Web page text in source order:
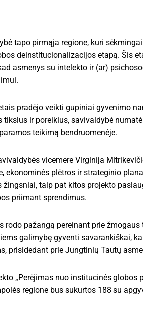
tapo pirmąja regione, kuri
deinstitucionalizacijos etapą. Šis
asmenys su intelekto ir (ar)
pradėjo veikti gupiniai gyvenimo
tikslus ir poreikius, savivaldybė
teikimą bendruomenėje.
vicemere Virginija
ekonominės plėtros ir strateginio
žingsniai, taip pat kitos projekto
priimant sprendimus.
rodo pažangą pereinant prie
galimybę gyventi savarankiškai,
prisidedant prie Jungtinių Tautų
„Perėjimas nuo institucinės
regione bus sukurtos 188 su